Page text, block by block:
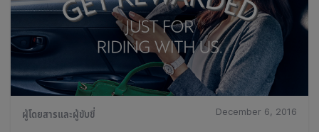
ผู้โดยสารและผู้ขับขี่ December 6, 2016